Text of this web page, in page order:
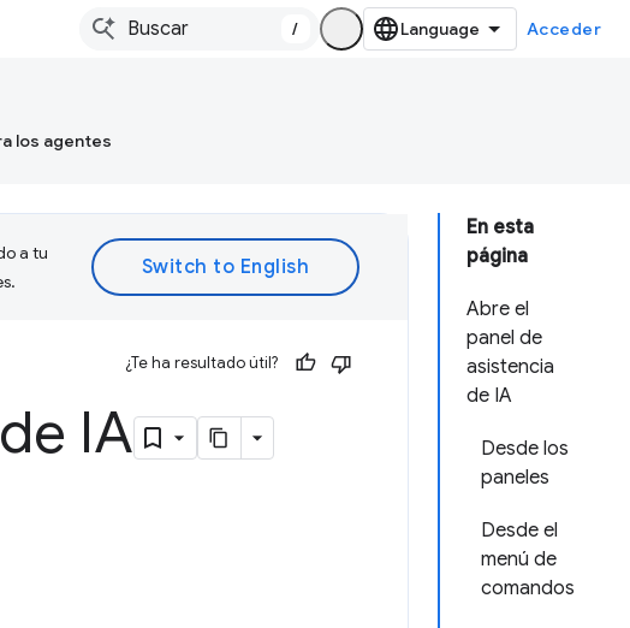
/ Acceder
los agentes
En esta
página
Abre el
panel de
asistencia
de IA
Desde los
paneles
Desde el
menú de
comandos
a tu
¿Te ha resultado útil?
IA